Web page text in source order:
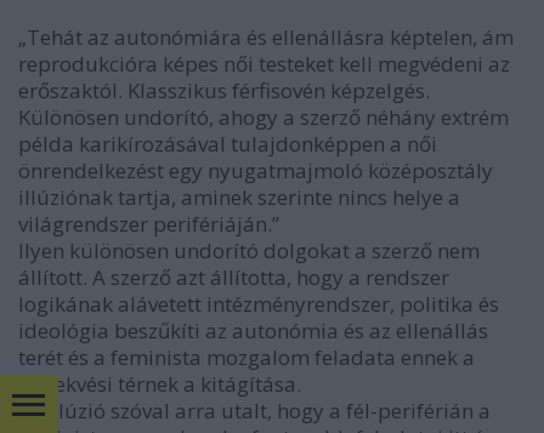
„Tehát az autonómiára és ellenállásra képtelen, ám
reprodukcióra képes női testeket kell megvédeni az
erőszaktól. Klasszikus férfisovén képzelgés.
Különösen undorító, ahogy a szerző néhány extrém
példa karikírozásával tulajdonképpen a női
önrendelkezést egy nyugatmajmoló középosztály
illúziónak tartja, aminek szerinte nincs helye a
világrendszer perifériáján.”
Ilyen különösen undorító dolgokat a szerző nem
állított. A szerző azt állította, hogy a rendszer
logikának alávetett intézményrendszer, politika és
ideológia beszűkíti az autonómia és az ellenállás
terét és a feminista mozgalom feladata ennek a
cselekvési térnek a kitágítása.
Az illúzió szóval arra utalt, hogy a fél-periférián a